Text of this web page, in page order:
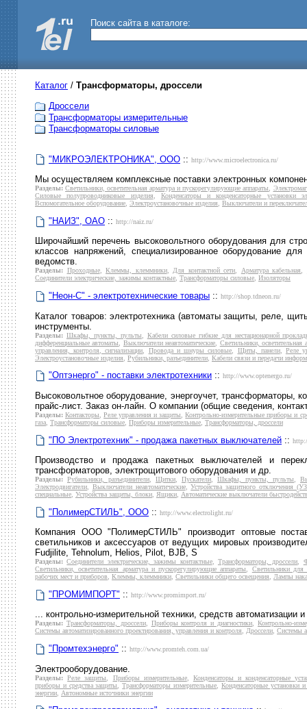
Поиск сайта в каталоге:
Каталог / Трансформаторы, дроссели
Дроссели
Трансформаторы измерительные
Трансформаторы силовые
"МИКРОЭЛЕКТРОНИКА", ООО :: http://www.microelectronica.ru/
Мы осуществляем комплексные поставки электронных
Разделы: Светильники, осветительная арматура и пускорегулирующие аппараты
Силовые полупроводниковые изделия
Конденсаторы и конденсаторные установки
Вспомогательное оборудование Электроустановочные изделия Выключатели и
"НАИЗ", ОАО :: http://naiz.ru/
Широчайший перечень высоковольтного оборудования для
классов напряжений, специализированное оборудование
ведомств.
Разделы: Проходные,Клеммы, клеммники,Для контактной сети, Арматура кабельная,
Соединители электрические, зажимы контактные, Трансформаторы силовые, Изоляторы
"Неон-С" - электротехнические товары :: http://shop.tdneon.ru/
Каталог товаров: электротехника (автоматы защиты, реле,
инструменты.
Разделы: Шкафы, пункты, пульты
Кабели силовые гибкие для нестационарной
дифференциальные автоматы
Выключатели неавтоматические
Светильники, осветительная
управления, контроля, сигнализации
Провода и шнуры силовые Щиты, панели, Реле
Электроустановочные изделия
Рубильники, разъединители Кабели связи и передачи
"Оптэнерго" - поставки электротехники :: http://www.optenergo.ru/
Высоковольтное оборудование, энергоучет, трансформаторы,
прайс-лист. Заказ он-лайн. О компании (общие сведения,
Разделы: Контакторы ,Реле управления и защиты ,Контрольно-измерительные приборы и
газа Трансформаторы силовые Приборы измерительные Трансформаторы, дроссели
"ПО Электротехник" - продажа пакетных выключателей ::
Производство и продажа пакетных выключателей и
трансформаторов, электрощитового оборудования и др.
Разделы: Рубильники, разъединители Щитки Пускатели Шкафы, пункты, пульты
Электродвигатели
Выключатели неавтоматические,Устройства защитного отключения
специальные Устройства защиты, блоки Ящики Автоматические выключатели
"ПолимерСТИЛЬ", ООО :: http://www.electrolight.ru/
Компания ООО "ПолимерСТИЛЬ" производит оптовые
светильников и аксессуаров от ведущих мировых
Fudjilite, Tehnolum, Helios, Pilot, BJB, S
Разделы: Соединители электрические, зажимы контактные, Трансформаторы, дроссели
Светильники, осветительная арматура и пускорегулирующие аппараты
Светильники для
рабочих мест и приборов Клеммы, клеммники Светильники общего освещения Лампы
"ПРОМИМПОРТ" :: http://www.promimport.ru/
... контрольно-измерительной техники, средств автоматизации и
Разделы: Трансформаторы, дроссели, Приборы контроля и диагностики,Контрольно-
Системы автоматизированного проектирования, управления и контроля, Дроссели, Системы
"Промтехэнерго" :: http://www.promteh.com.ua/
Электрооборудование.
Разделы: Реле защиты Приборы измерительные, Конденсаторы и конденсаторные
приборы и средства защиты
,Трансформаторы измерительные
Конденсаторные установки
энергии
Автономные источники энергии